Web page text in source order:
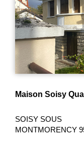
Maison Soisy
SOISY SOUS
MONTMORENCY